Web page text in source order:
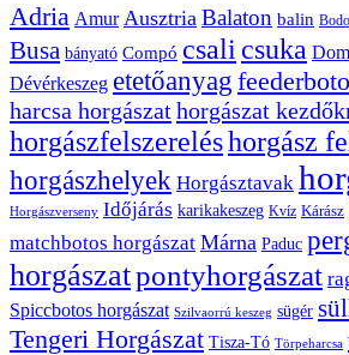
Adria Amur Ausztria Balaton balin
Busa bányató Compó csali csuka
Dévérkeszeg etetőanyag
harcsa horgászathorgászat
horgászfelszereléshorgász
horgászhelyek Horgásztavak
Horgászverseny Időjárás karikakeszeg Kvíz Kárász
matchbotos horgászat Márna Paduc
horgászatpontyhorgászat
Spiccbotos horgászat Szilvaorrú keszeg sügér
Tengeri Horgászat Tisza-Tó Törpeharcsa